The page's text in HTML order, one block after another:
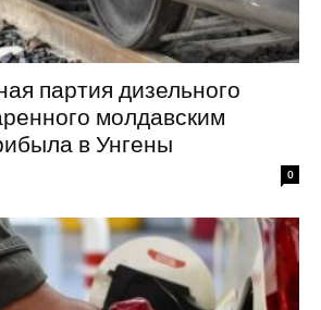
партия дизельного
молдавским
в Унгены
0